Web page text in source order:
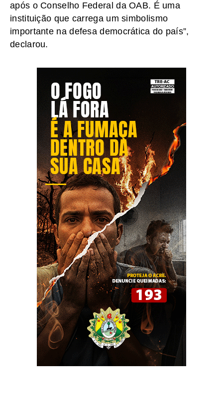
após o Conselho Federal da OAB. É uma
instituição que carrega um simbolismo
importante na defesa democrática do país”,
declarou.